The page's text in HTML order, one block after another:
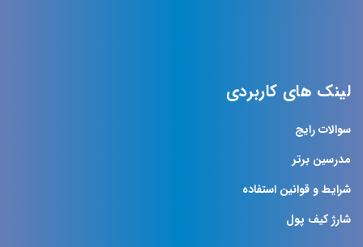
لینک های کاربردی
سوالات رایج
مدرسین برتر
شرایط و قوانین استفاده
شارژ کیف پول